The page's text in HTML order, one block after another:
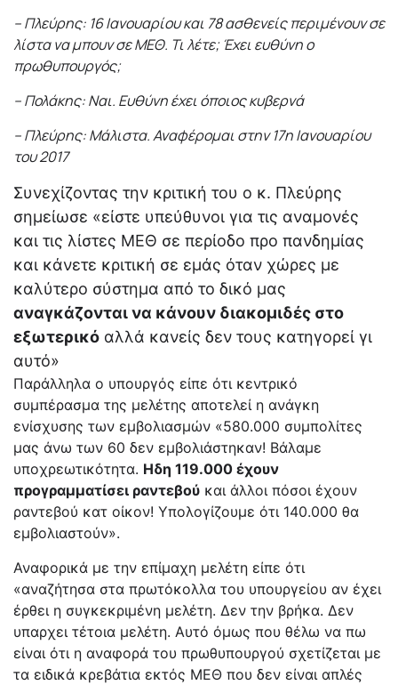
– Πλεύρης: 16 Ιανουαρίου και 78 ασθενείς περιμένουν σε
λίστα να μπουν σε ΜΕΘ. Τι λέτε; Έχει ευθύνη ο
πρωθυπουργός;
– Πολάκης: Ναι. Ευθύνη έχει όποιος κυβερνά
– Πλεύρης: Μάλιστα. Αναφέρομαι στην 17η Ιανουαρίου
του 2017
Συνεχίζοντας την κριτική του ο κ. Πλεύρης
σημείωσε «είστε υπεύθυνοι για τις αναμονές
και τις λίστες ΜΕΘ σε περίοδο προ πανδημίας
και κάνετε κριτική σε εμάς όταν χώρες με
καλύτερο σύστημα από το δικό μας
αναγκάζονται να κάνουν διακομιδές στο
εξωτερικό αλλά κανείς δεν τους κατηγορεί γι
αυτό»
Παράλληλα ο υπουργός είπε ότι κεντρικό
συμπέρασμα της μελέτης αποτελεί η ανάγκη
ενίσχυσης των εμβολιασμών «580.000 συμπολίτες
μας άνω των 60 δεν εμβολιάστηκαν! Βάλαμε
υποχρεωτικότητα. Ηδη 119.000 έχουν
προγραμματίσει ραντεβού και άλλοι πόσοι έχουν
ραντεβού κατ οίκον! Υπολογίζουμε ότι 140.000 θα
εμβολιαστούν».
Αναφορικά με την επίμαχη μελέτη είπε ότι
«αναζήτησα στα πρωτόκολλα του υπουργείου αν έχει
έρθει η συγκεκριμένη μελέτη. Δεν την βρήκα. Δεν
υπαρχει τέτοια μελέτη. Αυτό όμως που θέλω να πω
είναι ότι η αναφορά του πρωθυπουργού σχετίζεται με
τα ειδικά κρεβάτια εκτός ΜΕΘ που δεν είναι απλές